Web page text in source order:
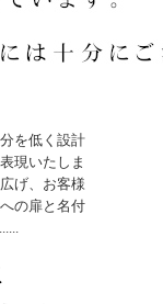
を低く設計
現いたしま
げ、お客様
の扉と名付